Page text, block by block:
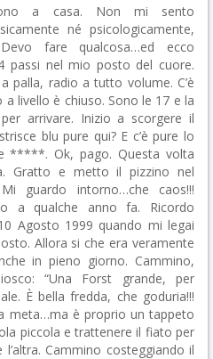
a casa. Non mi sento
né psicologicamente,
fare qualcosa…ed ecco
passi nel mio posto del cuore.
palla, radio a tutto volume. C’è
a livello è chiuso. Sono le 17 e la
arrivare. Inizio a scorgere il
blu pure qui? E c’è pure lo
*****. Ok, pago. Questa volta
Gratto e metto il pizzino nel
guardo intorno…che caos!!!
a qualche anno fa. Ricordo
Agosto 1999 quando mi legai
Allora si che era veramente
in pieno giorno. Cammino,
“Una Forst grande, per
È bella fredda, che goduria!!!
meta…ma è proprio un tappeto
piccola e trattenere il fiato per
Cammino costeggiando il